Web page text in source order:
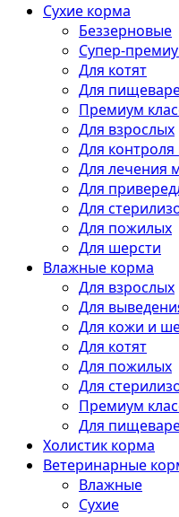
Сухие корма
Беззерновые
Супер-
Для котят
Для
Премиум
Для взрослых
Для контроля
Для лечения
Для
Для
Для пожилых
Для шерсти
Влажные корма
Для взрослых
Для
Для кожи и
Для котят
Для пожилых
Для
Премиум
Для
Холистик корма
Ветеринарные
Влажные
Сухие